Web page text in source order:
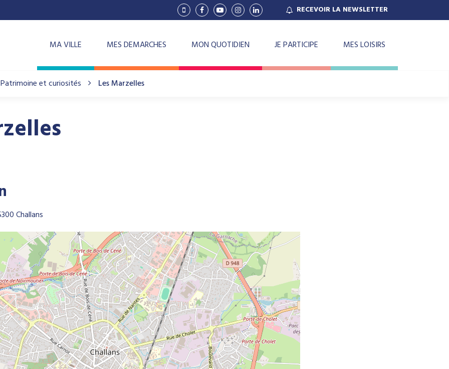
Lien
vers
Vimeo
Lien
vers
Facebook
Lien
vers
Youtube
Lien
vers
Instagram
Lien
vers
Linkedin
RECEVOIR LA NEWSLETTER
MA VILLE MES DEMARCHES MON QUOTIDIEN JE PARTICIPE MES LOISIRS
Patrimoine et curiosités Les Marzelles
Challans